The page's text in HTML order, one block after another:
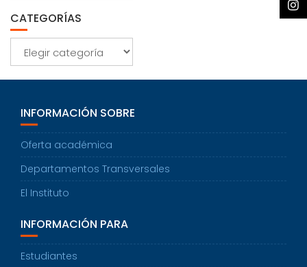
CATEGORÍAS
Categorías
INFORMACIÓN SOBRE
Oferta académica
Departamentos Transversales
El Instituto
INFORMACIÓN PARA
Estudiantes